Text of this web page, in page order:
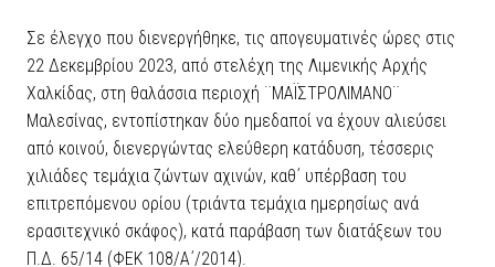
Σε έλεγχο που διενεργήθηκε, τις απογευματινές ώρες στις
22 Δεκεμβρίου 2023, από στελέχη της Λιμενικής Αρχής
Χαλκίδας, στη θαλάσσια περιοχή ¨ΜΑΪΣΤΡΟΛΙΜΑΝΟ¨
Μαλεσίνας, εντοπίστηκαν δύο ημεδαποί να έχουν αλιεύσει
από κοινού, διενεργώντας ελεύθερη κατάδυση, τέσσερις
χιλιάδες τεμάχια ζώντων αχινών, καθ΄ υπέρβαση του
επιτρεπόμενου ορίου (τριάντα τεμάχια ημερησίως ανά
ερασιτεχνικό σκάφος), κατά παράβαση των διατάξεων του
Π.Δ. 65/14 (ΦΕΚ 108/Α΄/2014).